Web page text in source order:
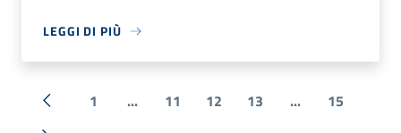
LEGGI DI PIÙ
« Precedente
1 ... 11 12 13 ... 15